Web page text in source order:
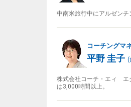
中南米旅行中にアルゼン
コーチングマ
平野 圭子 (
株式会社コーチ・エィ エ
は3,000時間以上。